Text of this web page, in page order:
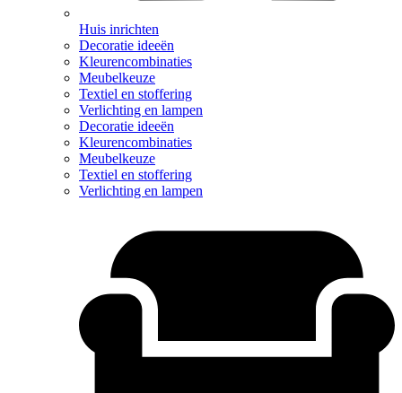
Huis inrichten
Decoratie ideeën
Kleurencombinaties
Meubelkeuze
Textiel en stoffering
Verlichting en lampen
Decoratie ideeën
Kleurencombinaties
Meubelkeuze
Textiel en stoffering
Verlichting en lampen